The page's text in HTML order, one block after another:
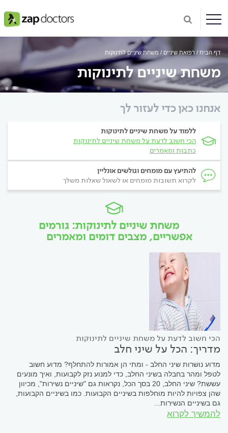
דף הבית רפואת שיניים משחת שיניים לתינוקות
משחת שיניים לתינוקות
אנחנו כאן כדי לעזור לך
ללמוד על משחת שיניים לתינוקות
הכי חשוב לדעת על משחת שיניים לתינוקות
כתבות ומאמרים
להתיעץ עם מומחים וגולשים אונליין
לקרוא תשובות מומחים או לשאול שאלות משלך
משחת שיניים לתינוקות: גורמים
אפשריים, מצבים דומים ומאמרים
הכי חשוב לדעת על משחת שיניים לתינוקות
מדריך: הכל על שיני חלב
מדוע נושרות שיני החלב - ומתי הן אמורות להתחלף? מדוע חשוב
לטפל ומהר בחבלה בשיני החלב, כדי למנוע נזק לקבועות, ואיך מונעים
עששת? שיני החלב, 20 בסך הכל, נקראות גם "שיניים נשירות", מכיוון
שהן צפויות להיות מוחלפות בשיניים הקבועות. כמו בשיניים הקבועות,
גם בשיניים הנשירות...
להמשיך לקרוא